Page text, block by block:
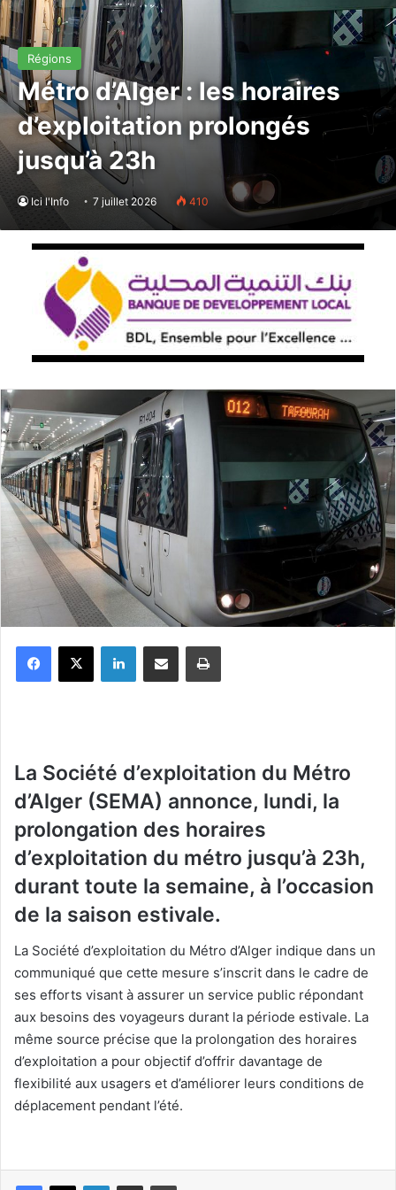
Régions
Métro d’Alger : les horaires
d’exploitation prolongés
jusqu’à 23h
Ici l'Info 7 juillet 2026 410
La Société d’exploitation du Métro
d’Alger (SEMA) annonce, lundi, la
prolongation des horaires
d’exploitation du métro jusqu’à 23h,
durant toute la semaine, à l’occasion
de la saison estivale.
La Société d’exploitation du Métro d’Alger indique dans un
communiqué que cette mesure s’inscrit dans le cadre de
ses efforts visant à assurer un service public répondant
aux besoins des voyageurs durant la période estivale. La
même source précise que la prolongation des horaires
d’exploitation a pour objectif d’offrir davantage de
flexibilité aux usagers et d’améliorer leurs conditions de
déplacement pendant l’été.